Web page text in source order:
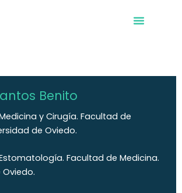
Benito
y Cirugía. Facultad de
de Oviedo.
Facultad de Medicina.